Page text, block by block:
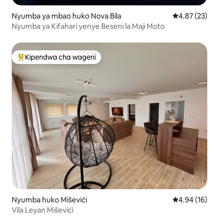
Nyumba ya mbao huko Nova Bila Ukadiriaji wa
4.87 (23)
Nyumba ya Kifahari yenye Beseni la Maji Moto
Kipendwa maarufu cha wageni
Kipendwa cha wageni
Nyumba huko Miševići Ukadiriaji wa
4.94 (16)
Vila Leyan Miševići